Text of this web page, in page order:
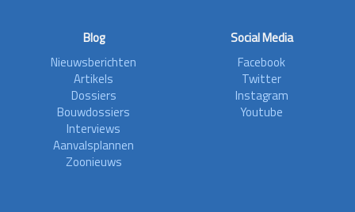
Blog
Nieuwsberichten
Artikels
Dossiers
Bouwdossiers
Interviews
Aanvalsplannen
Zoonieuws
Social Media
Facebook
Twitter
Instagram
Youtube